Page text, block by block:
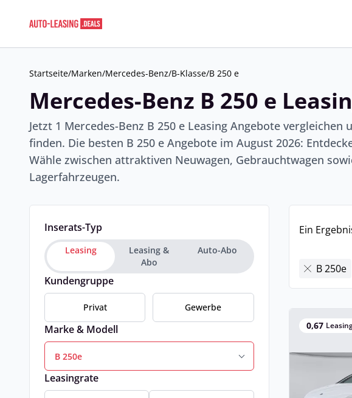
Startseite/Marken/Mercedes-Benz/B-Klasse/B 250 e
Mercedes-Benz B 250 e
Jetzt 1 Mercedes-Benz B 250 e Leasing Angebote
finden. Die besten B 250 e Angebote im August 2026:
Wähle zwischen attraktiven Neuwagen, Gebrauchtwagen
Lagerfahrzeugen.
Inserats-Typ
Leasing
Leasing &
Abo
Auto-Abo
Kundengruppe
Privat Gewerbe
Marke & Modell
B 250e
Leasingrate
Ein
B 250e
0,67